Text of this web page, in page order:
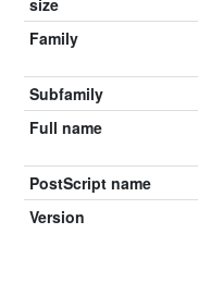
size
Family
Subfamily
Full name
PostScript name
Version